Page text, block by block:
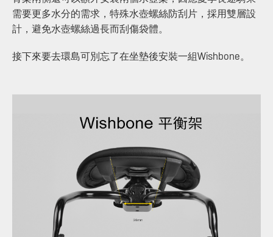
需要更多水分的需求，特殊水壺螺絲防刮片，採用雙層設
計，避免水壺螺絲過長而刮傷袋體。
接下來要去環島可別忘了在坐墊後安裝一組Wishbone。